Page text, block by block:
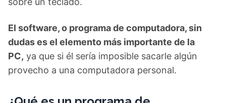
El software, o programa de computadora, sin
dudas es el elemento más importante de la
PC,
ya que si él sería imposible sacarle algún
provecho a una computadora personal.
¿Qué es un programa de